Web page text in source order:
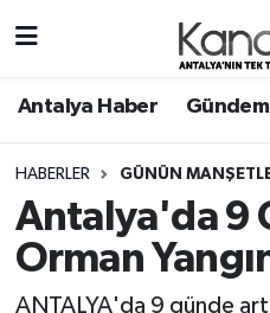
Antalya Haber Gündem
HABERLER GÜNÜN
Antalya'da 9
Orman
ANTALYA'da 9 günde
Antalya Haber
Dünya
Eğitim
Hava Durumu
Trafik Durumu
Süper Lig Puan